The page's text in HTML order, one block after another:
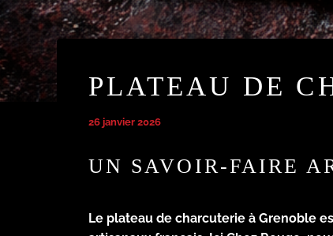
PLATEAU DE
26 janvier 2026
UN SAVOIR-FAIRE
Le plateau de charcuterie à Grenoble